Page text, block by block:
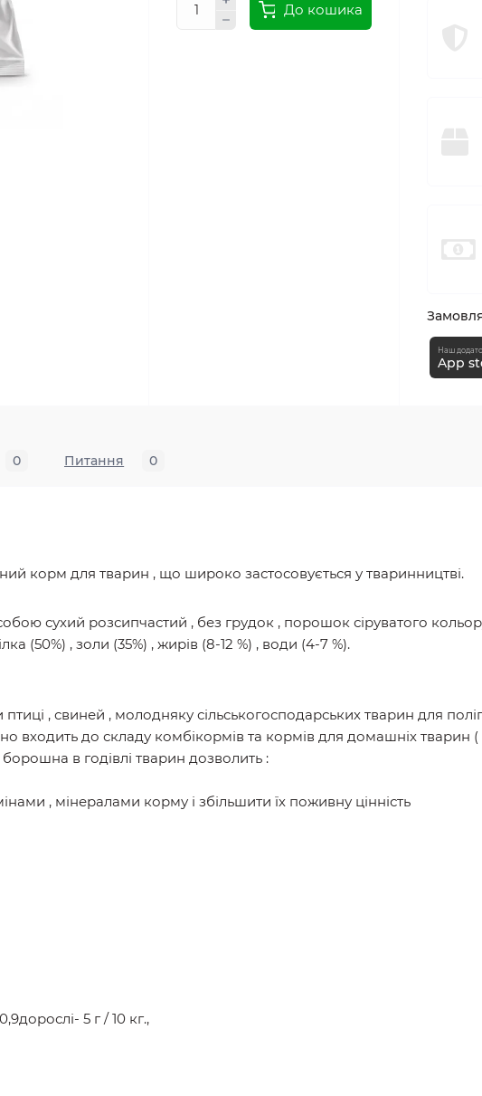
До кошика
Наш
App
0 Питання 0
корм для тварин , що широко застосовується у тваринництві.
сухий розсипчастий , без грудок , порошок сіруватого
(50%) , золи (35%) , жирів (8-12 %) , води (4-7 %).
, свиней , молодняку сільськогосподарських тварин для
входить до складу комбікормів та кормів для домашніх тварин (
в годівлі тварин дозволить :
, мінералами корму і збільшити їх поживну цінність
5 г / 10 кг.,